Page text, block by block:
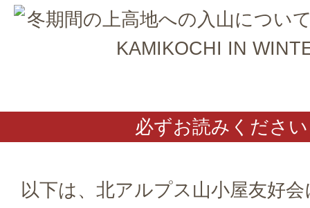
必ずお読みください
以下は、北アルプス山小屋友好